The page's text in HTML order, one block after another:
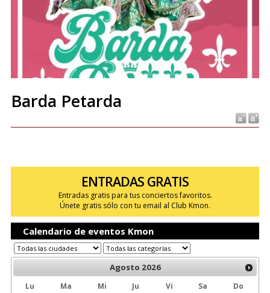
Barda Petarda
ENTRADAS GRATIS
Entradas gratis para tus conciertos favoritos.
Únete gratis sólo con tu email al Club Kmon.
Calendario de eventos Kmon
Agosto 2026
Lu Ma Mi Ju Vi Sa
Do